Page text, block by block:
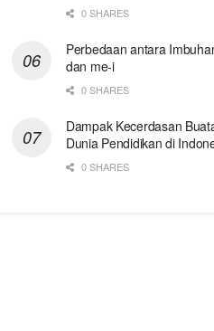
0 SHARES
Perbedaan antara
dan me-i
0 SHARES
Dampak Kecerdasan
Dunia Pendidikan di
0 SHARES